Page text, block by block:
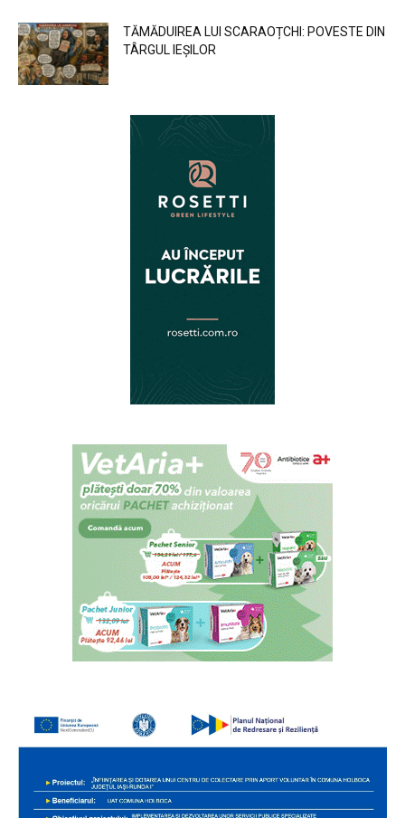
TĂMĂDUIREA LUI SCARAOȚCHI: POVESTE DIN
TÂRGUL IEȘILOR